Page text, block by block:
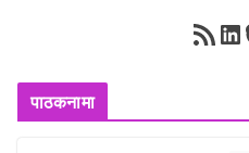
RSS Feed LinkedIn
पाठकनामा